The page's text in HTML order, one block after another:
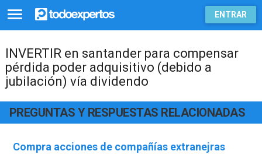
ENTRAR
INVERTIR en santander para compensar
pérdida poder adquisitivo (debido a
jubilación) vía dividendo
PREGUNTAS Y RESPUESTAS RELACIONADAS
Compra acciones de compañías extranejras